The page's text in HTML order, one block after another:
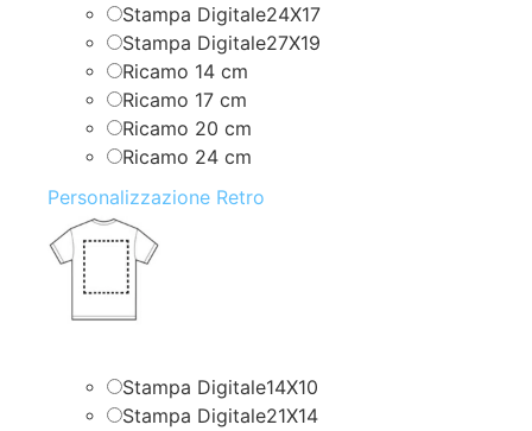
Stampa Digitale24X17
Stampa Digitale27X19
Ricamo 14 cm
Ricamo 17 cm
Ricamo 20 cm
Ricamo 24 cm
Personalizzazione Retro
Stampa Digitale14X10
Stampa Digitale21X14